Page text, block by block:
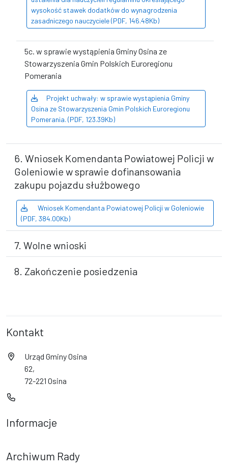
wysokość stawek dodatków do wynagrodzenia
zasadniczego nauczyciele (PDF, 146.48Kb)
5c. w sprawie wystąpienia Gminy Osina ze
Stowarzyszenia Gmin Polskich Euroregionu
Pomerania
Projekt uchwały: w sprawie wystąpienia Gminy
Osina ze Stowarzyszenia Gmin Polskich Euroregionu
Pomerania. (PDF, 123.39Kb)
6. Wniosek Komendanta Powiatowej Policji w
Goleniowie w sprawie dofinansowania
zakupu pojazdu służbowego
Wniosek Komendanta Powiatowej Policji w Goleniowie
(PDF, 384.00Kb)
7. Wolne wnioski
8. Zakończenie posiedzenia
Kontakt
Urząd Gminy Osina
62,
72-221 Osina
Informacje
Archiwum Rady